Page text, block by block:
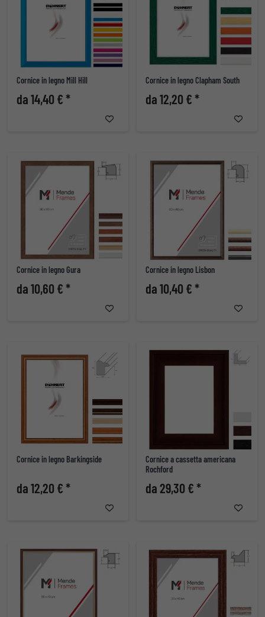
Cornice in legno Mill Hill
da 14,40 € *
Cornice in legno Clapham South
da 12,20 € *
Cornice in legno Gura
da 10,60 € *
Cornice in legno Lisbon
da 10,40 € *
Cornice in legno Barkingside
da 12,20 € *
Cornice a cassetta americana
Rochford
da 29,30 € *